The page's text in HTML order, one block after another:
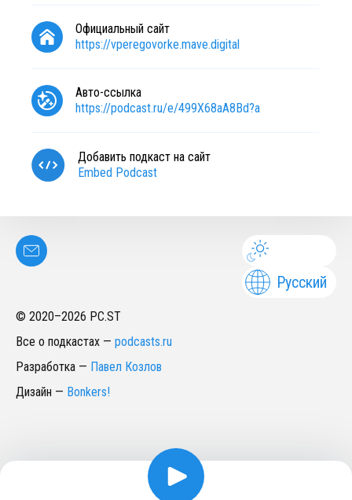
Официальный сайт
https://vperegovorke.mave.digital
Авто-ссылка
https://podcast.ru/e/499X68aA8Bd?a
Добавить подкаст на сайт
Embed Podcast
Русский
© 2020–2026 PC.ST
Все о подкастах — podcasts.ru
Разработка — Павел Козлов
Дизайн — Bonkers!